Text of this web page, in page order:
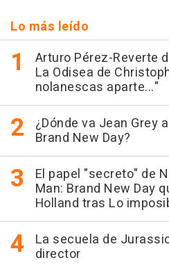
Lo más leído
Arturo Pérez-Reverte
La Odisea de
nolanescas aparte..."
¿Dónde va Jean Grey
Brand New Day?
El papel "secreto" de
Man: Brand New Day
Holland tras Lo
La secuela de
director